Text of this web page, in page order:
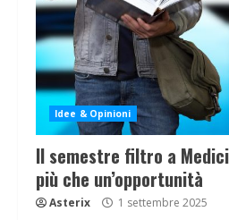
Idee & Opinioni
Il semestre filtro a
più che un’opportunità
Asterix 1 settembre 2025